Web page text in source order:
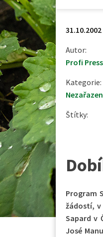
Autor:
Profi Press
Kategorie:
Štítky:
Program
žádostí,
Sapard v
José